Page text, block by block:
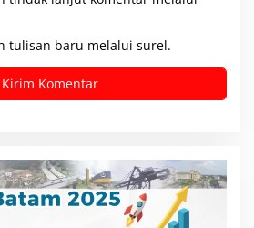
tulisan baru melalui surel.